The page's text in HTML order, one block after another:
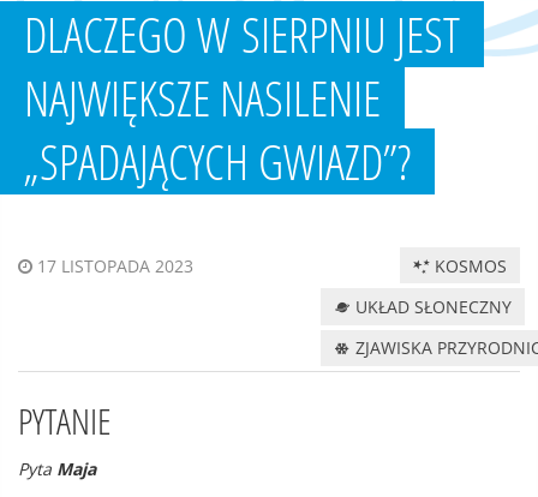
DLACZEGO W SIERPNIU JEST
NAJWIĘKSZE NASILENIE
„SPADAJĄCYCH GWIAZD”?
17 LISTOPADA 2023
KOSMOS
UKŁAD SŁONECZNY
ZJAWISKA
PYTANIE
Pyta Maja